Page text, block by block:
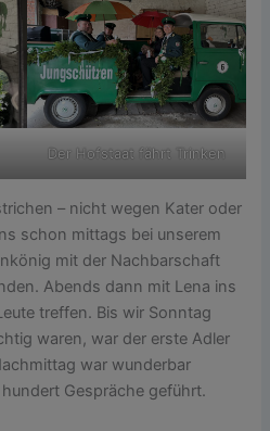
Der Hofstaat fährt Trinken
– nicht wegen Kater oder
schon mittags bei unserem
mit der Nachbarschaft
Abends dann mit Lena ins
treffen. Bis wir Sonntag
waren, war der erste Adler
war wunderbar
Gespräche geführt.